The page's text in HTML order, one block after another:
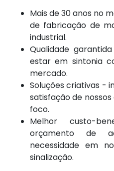
Mais de 30 anos no
de fabricação de
industrial.
Qualidade
estar em sintonia
mercado.
Soluções criativas -
satisfação de
foco.
Melhor custo-
orçamento de
necessidade em
sinalização.